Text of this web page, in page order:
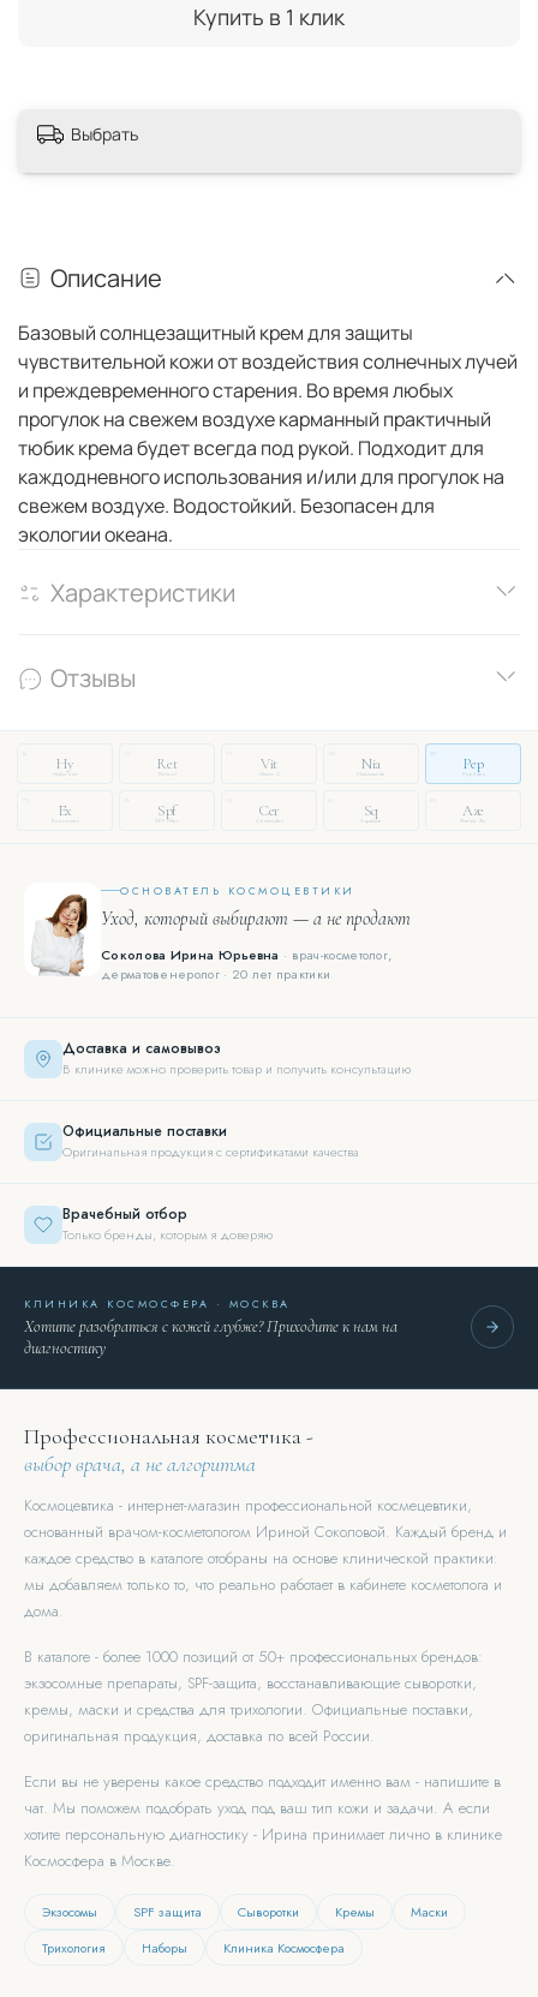
Купить в 1 клик
Выбрать
Описание
Базовый солнцезащитный крем для защиты
чувствительной кожи от воздействия солнечных лучей
и преждевременного старения. Во время любых
прогулок на свежем воздухе карманный практичный
тюбик крема будет всегда под рукой. Подходит для
каждодневного использования и/или для прогулок на
свежем воздухе. Водостойкий. Безопасен для
экологии океана.
Характеристики
Отзывы
14
Hy
Hyaluronic
Ret
Retinol
Vit
Vitamin C
Nia
Niacinamide
51
Pep
Peptides
Ex
Exosomes
Spf
SPF Filter
Cer
Ceramides
46
Sq
Squalane
Aze
Azelaic Ac.
ОСНОВАТЕЛЬ КОСМОЦЕВТИКИ
Уход, который выбирают — а не продают
Соколова Ирина Юрьевна · врач-косметолог,
дерматовенеролог · 20 лет практики
Доставка и самовывоз
В клинике можно проверить товар и получить консультацию
Официальные поставки
Оригинальная продукция с сертификатами качества
Врачебный отбор
Только бренды, которым я доверяю
КЛИНИКА КОСМОСФЕРА · МОСКВА
Хотите разобраться с кожей глубже? Приходите к нам на
диагностику
Профессиональная косметика -
выбор врача, а не алгоритма
Космоцевтика - интернет-магазин профессиональной космецевтики,
основанный врачом-косметологом Ириной Соколовой. Каждый бренд и
каждое средство в каталоге отобраны на основе клинической практики:
мы добавляем только то, что реально работает в кабинете косметолога и
дома.
В каталоге - более 1000 позиций от 50+ профессиональных брендов:
экзосомные препараты, SPF-защита, восстанавливающие сыворотки,
кремы, маски и средства для трихологии. Официальные поставки,
оригинальная продукция, доставка по всей России.
Если вы не уверены какое средство подходит именно вам - напишите в
чат. Мы поможем подобрать уход под ваш тип кожи и задачи. А если
хотите персональную диагностику - Ирина принимает лично в клинике
Космосфера в Москве.
Экзосомы SPF защита Сыворотки Кремы
Маски
Трихология
Наборы Клиника Космосфера